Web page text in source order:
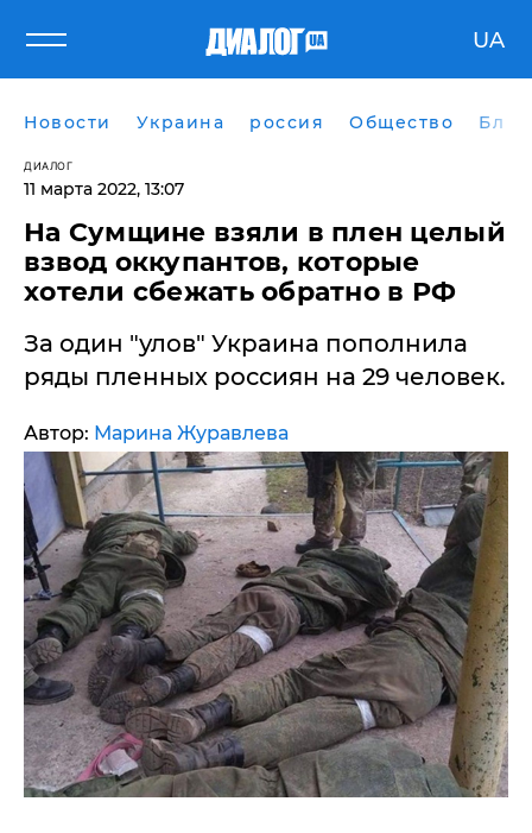
UA
Новости Украина россия Общество
ДИАЛОГ
11 марта 2022, 13:07
​На Сумщине взяли в плен целый
взвод оккупантов, которые
хотели сбежать обратно в РФ
За один "улов" Украина пополнила
ряды пленных россиян на 29 человек.
Автор: Марина Журавлева